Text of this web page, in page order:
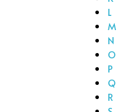
L
M
N
O
P
Q
R